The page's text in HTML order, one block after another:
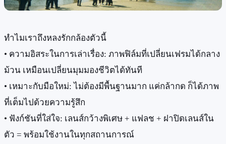
ทำไมเราถึงหลงรักกล้องตัวนี้
• ความอิสระในการเล่าเรื่อง: ภาพฟิล์มที่เปลี่ยนเฟรมได้กลาง
ม้วน เหมือนเปลี่ยนมุมมองชีวิตได้ทันที
• เหมาะกับมือใหม่: ไม่ต้องมีพื้นฐานมาก แค่กล้ากด ก็ได้ภาพ
ที่เต็มไปด้วยความรู้สึก
• ฟังก์ชันที่ใส่ใจ: เลนส์กว้างพิเศษ + แฟลช + ฝาปิดเลนส์ใน
ตัว = พร้อมใช้งานในทุกสถานการณ์